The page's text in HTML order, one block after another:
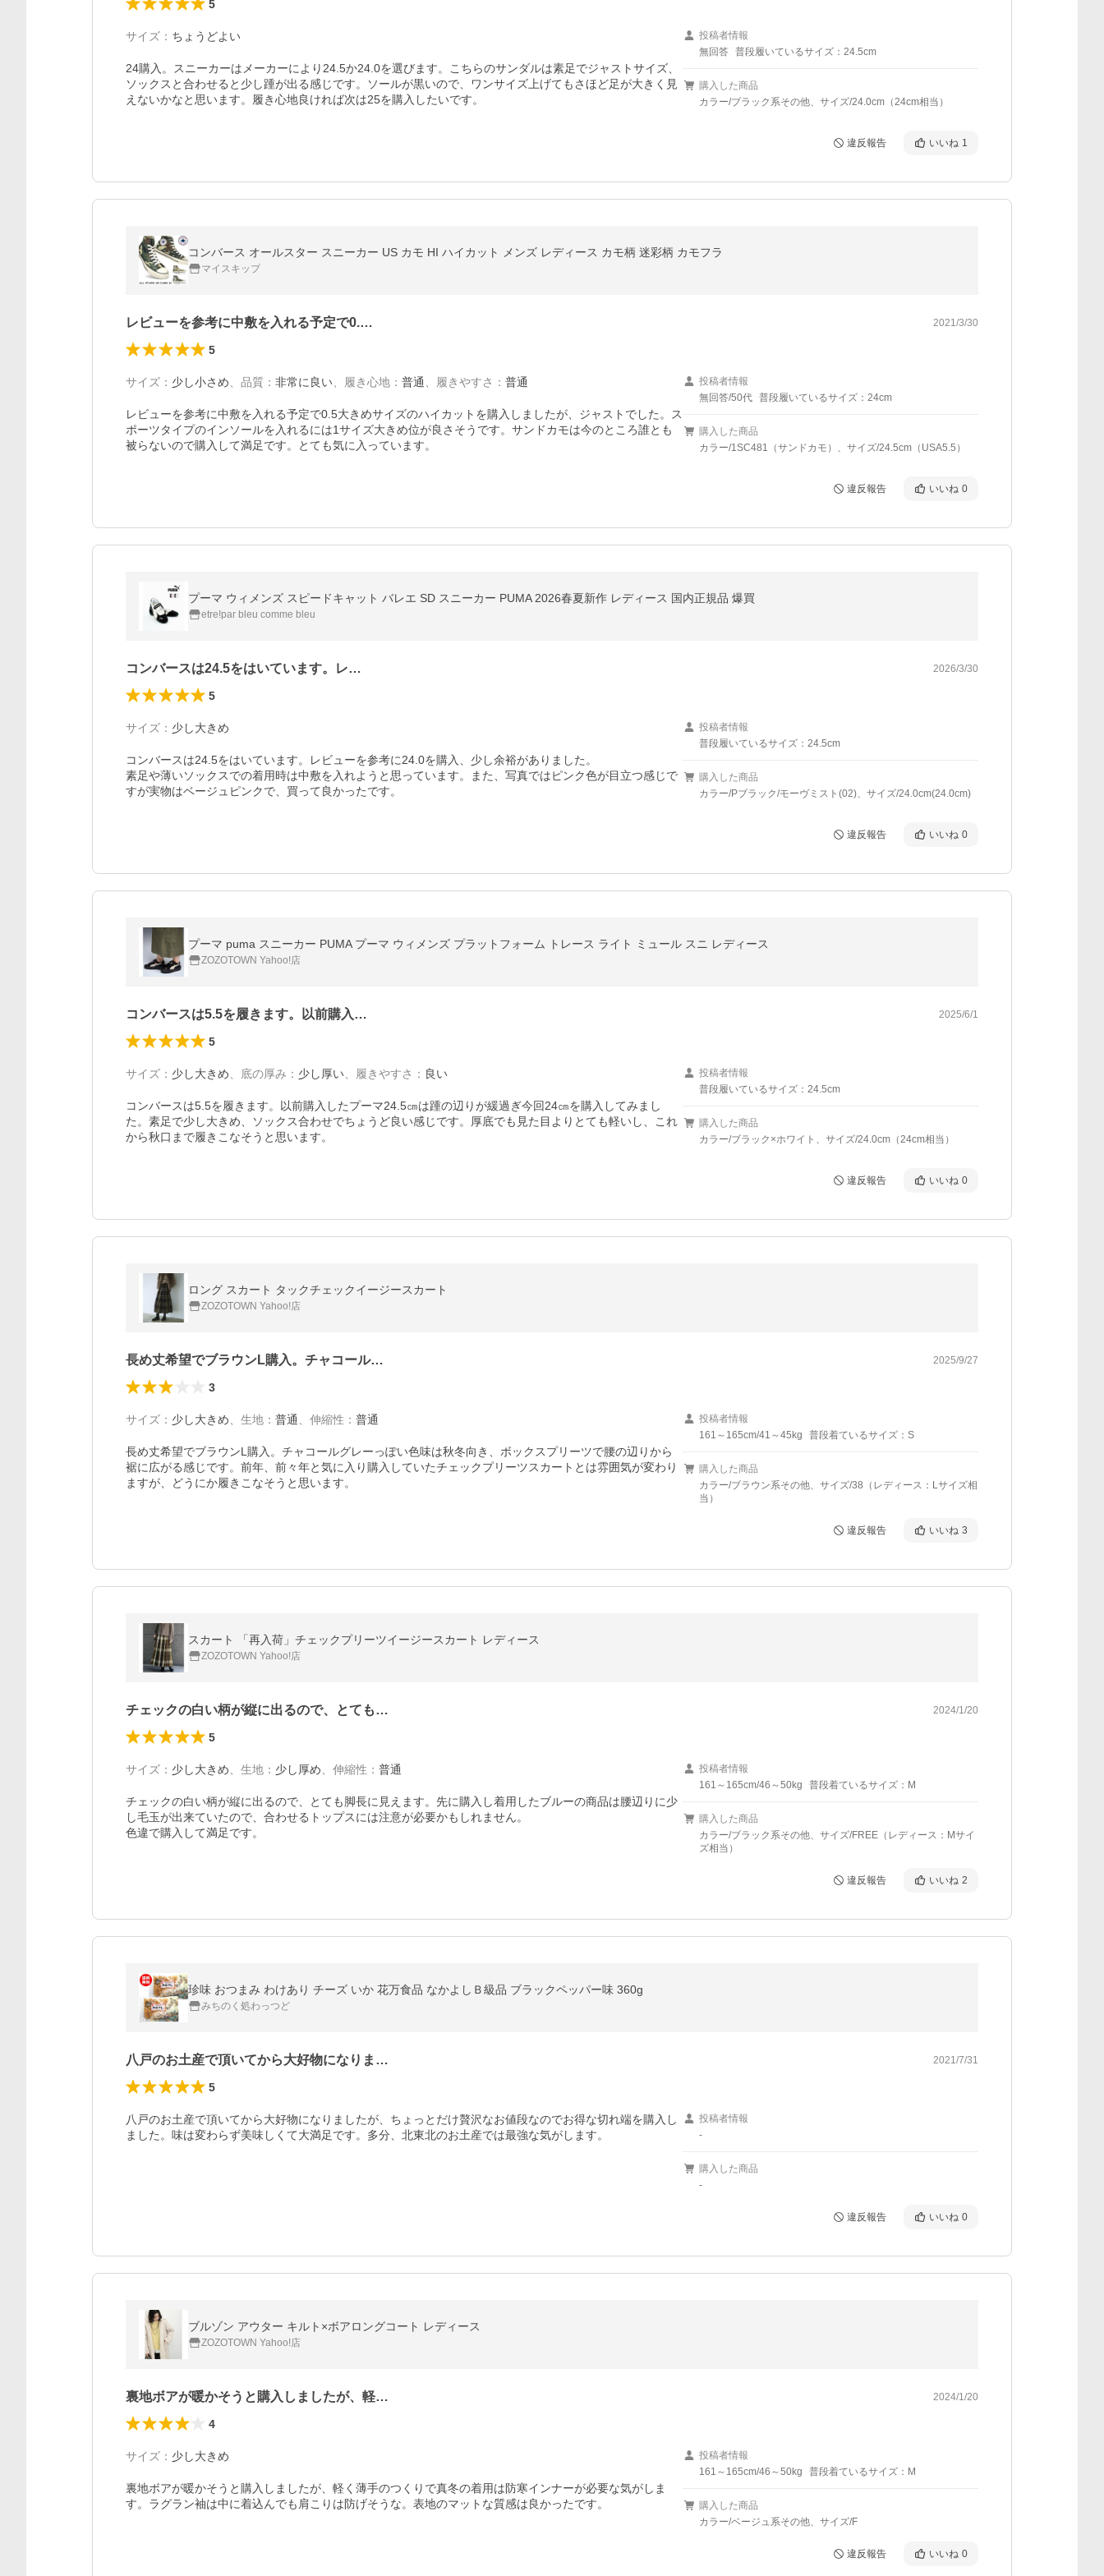
5
サイズ ： ちょうどよい
24購入。スニーカーはメーカーにより24.5か24.0を選びます。こちらのサンダルは素足でジャストサイズ、
ソックスと合わせると少し踵が出る感じです。ソールが黒いので、ワンサイズ上げてもさほど足が大きく見
えないかなと思います。履き心地良ければ次は25を購入したいです。
投稿者情報
無回答
普段履いているサイズ：24.5cm
購入した商品
カラー/ブラック系その他、サイズ/24.0cm（24cm相当）
違反報告 いいね 1
コンバース オールスター スニーカー US カモ HI ハイカット メンズ レディース カモ柄 迷彩柄 カモフラ
マイスキップ
レビューを参考に中敷を入れる予定で0.… 2021/3/30
5
サイズ ： 少し小さめ 品質 ： 非常に良い 履き心地 ： 普通 履きやすさ ： 普通
レビューを参考に中敷を入れる予定で0.5大きめサイズのハイカットを購入しましたが、ジャストでした。ス
ポーツタイプのインソールを入れるには1サイズ大きめ位が良さそうです。サンドカモは今のところ誰とも
被らないので購入して満足です。とても気に入っています。
投稿者情報
無回答/50代 普段履いているサイズ：24cm
購入した商品
カラー/1SC481（サンドカモ）、サイズ/24.5cm（USA5.5）
違反報告 いいね 0
プーマ ウィメンズ スピードキャット バレエ SD スニーカー PUMA 2026春夏新作 レディース 国内正規品 爆買
etre!par bleu comme bleu
コンバースは24.5をはいています。レ… 2026/3/30
5
サイズ ： 少し大きめ
コンバースは24.5をはいています。レビューを参考に24.0を購入、少し余裕がありました。
素足や薄いソックスでの着用時は中敷を入れようと思っています。また、写真ではピンク色が目立つ感じで
すが実物はベージュピンクで、買って良かったです。
投稿者情報
普段履いているサイズ：24.5cm
購入した商品
カラー/Pブラック/モーヴミスト(02)、サイズ/24.0cm(24.0cm)
違反報告 いいね 0
プーマ puma スニーカー PUMA プーマ ウィメンズ プラットフォーム トレース ライト ミュール スニ レディース
ZOZOTOWN Yahoo!店
コンバースは5.5を履きます。以前購入… 2025/6/1
5
サイズ ： 少し大きめ 底の厚み ： 少し厚い 履きやすさ ： 良い
コンバースは5.5を履きます。以前購入したプーマ24.5㎝は踵の辺りが緩過ぎ今回24㎝を購入してみまし
た。素足で少し大きめ、ソックス合わせでちょうど良い感じです。厚底でも見た目よりとても軽いし、これ
から秋口まで履きこなそうと思います。
投稿者情報
普段履いているサイズ：24.5cm
購入した商品
カラー/ブラック×ホワイト、サイズ/24.0cm（24cm相当）
違反報告 いいね 0
ロング スカート タックチェックイージースカート
ZOZOTOWN Yahoo!店
長め丈希望でブラウンL購入。チャコール… 2025/9/27
3
サイズ ： 少し大きめ 生地 ： 普通 伸縮性 ： 普通
長め丈希望でブラウンL購入。チャコールグレーっぽい色味は秋冬向き、ボックスプリーツで腰の辺りから
裾に広がる感じです。前年、前々年と気に入り購入していたチェックプリーツスカートとは雰囲気が変わり
ますが、どうにか履きこなそうと思います。
投稿者情報
161～165cm/41～45kg
普段着ているサイズ：S
購入した商品
カラー/ブラウン系その他、サイズ/38（レディース：Lサイズ相
当）
違反報告 いいね 3
スカート 「再入荷」チェックプリーツイージースカート レディース
ZOZOTOWN Yahoo!店
チェックの白い柄が縦に出るので、とても… 2024/1/20
5
サイズ ： 少し大きめ 生地 ： 少し厚め 伸縮性 ： 普通
チェックの白い柄が縦に出るので、とても脚長に見えます。先に購入し着用したブルーの商品は腰辺りに少
し毛玉が出来ていたので、合わせるトップスには注意が必要かもしれません。
色違で購入して満足です。
投稿者情報
161～165cm/46～50kg
普段着ているサイズ：M
購入した商品
カラー/ブラック系その他、サイズ/FREE（レディース：Mサイ
ズ相当）
違反報告 いいね 2
珍味 おつまみ わけあり チーズ いか 花万食品 なかよしＢ級品 ブラックペッパー味 360g
みちのく処わっつど
八戸のお土産で頂いてから大好物になりま… 2021/7/31
5
八戸のお土産で頂いてから大好物になりましたが、ちょっとだけ贅沢なお値段なのでお得な切れ端を購入し
ました。味は変わらず美味しくて大満足です。多分、北東北のお土産では最強な気がします。
投稿者情報
-
購入した商品
-
違反報告 いいね 0
ブルゾン アウター キルト×ボアロングコート レディース
ZOZOTOWN Yahoo!店
裏地ボアが暖かそうと購入しましたが、軽… 2024/1/20
4
サイズ ： 少し大きめ
裏地ボアが暖かそうと購入しましたが、軽く薄手のつくりで真冬の着用は防寒インナーが必要な気がしま
す。ラグラン袖は中に着込んでも肩こりは防げそうな。表地のマットな質感は良かったです。
投稿者情報
161～165cm/46～50kg
普段着ているサイズ：M
購入した商品
カラー/ベージュ系その他、サイズ/F
違反報告 いいね 0